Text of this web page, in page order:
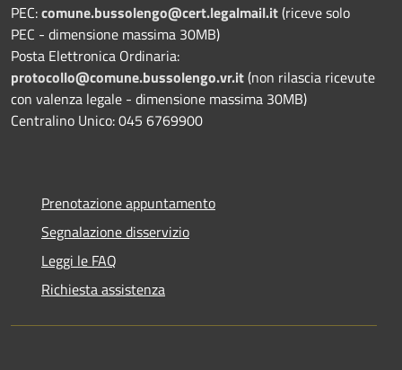
PEC:comune.bussolengo@cert.legalmail.it(riceve solo
PEC - dimensione massima 30MB)
Posta Elettronica Ordinaria:
protocollo@comune.bussolengo.vr.it(non rilascia ricevute
con valenza legale - dimensione massima 30MB)
Centralino Unico: 045 6769900
Prenotazione appuntamento
Segnalazione disservizio
Leggi le FAQ
Richiesta assistenza